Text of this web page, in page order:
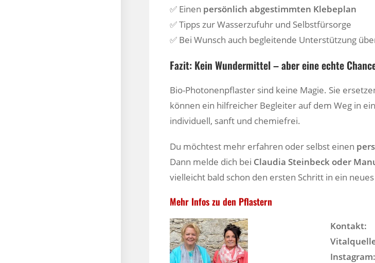
✅ Einen persönlich abgestimmten Klebeplan
✅ Tipps zur Wasserzufuhr und Selbstfürsorge
✅ Bei Wunsch auch begleitende Unterstützung
Fazit: Kein Wundermittel – aber eine echte
Bio-Photonenpflaster sind keine Magie. Sie
können ein hilfreicher Begleiter auf dem Weg in
individuell, sanft und chemiefrei.
Du möchtest mehr erfahren oder selbst einen
Dann melde dich bei Claudia Steinbeck oder
vielleicht bald schon den ersten Schritt in ein
Mehr Infos zu den Pflastern
Kontakt:
Instagram: